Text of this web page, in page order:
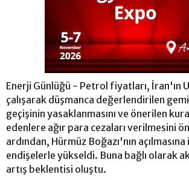
Enerji Günlüğü - Petrol fiyatları, İran'ın
çalışarak düşmanca değerlendirilen
geçişinin yasaklanmasını ve önerilen
edenlere ağır para cezaları verilmesini
ardından, Hürmüz Boğazı'nın
endişelerle yükseldi. Buna bağlı olarak
artış beklentisi oluştu.